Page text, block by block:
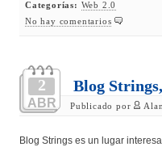
Categorías: Web 2.0
No hay comentarios
2
ABR
Blog
Publicado por
Blog Strings es un lugar